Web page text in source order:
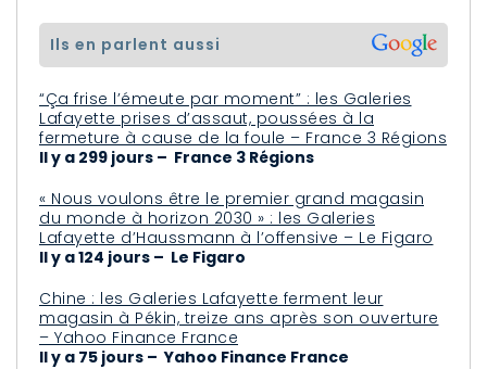
ils en parlent aussi
“Ça frise l’émeute par moment” : les Galeries
Lafayette prises d’assaut, poussées à la
fermeture à cause de la foule – France 3 Régions
Il y a 299 jours – France 3 Régions
« Nous voulons être le premier grand magasin
du monde à horizon 2030 » : les Galeries
Lafayette d’Haussmann à l’offensive – Le Figaro
Il y a 124 jours – Le Figaro
Chine : les Galeries Lafayette ferment leur
magasin à Pékin, treize ans après son ouverture
– Yahoo Finance France
Il y a 75 jours – Yahoo Finance France